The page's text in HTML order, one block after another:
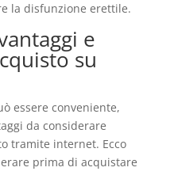
la disfunzione erettile.
e
su
essere conveniente,
da considerare
tramite internet. Ecco
prima di acquistare